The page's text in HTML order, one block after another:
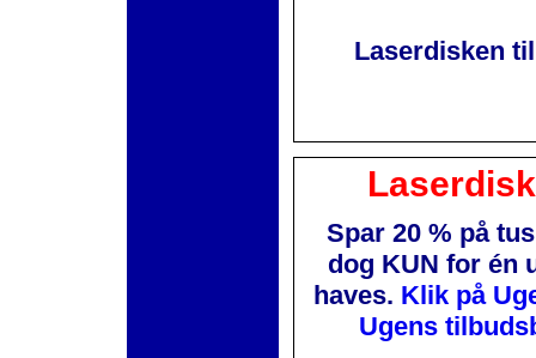
Laserdisken
Spar 20 % på
dog KUN for én
haves. Klik på
Ugens